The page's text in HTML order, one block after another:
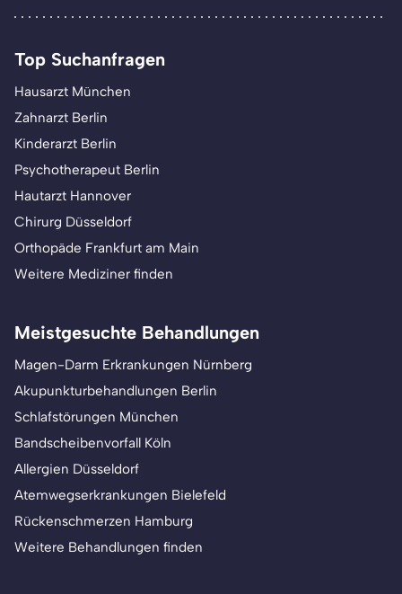
Top Suchanfragen
Hausarzt München
Zahnarzt Berlin
Kinderarzt Berlin
Psychotherapeut Berlin
Hautarzt Hannover
Chirurg Düsseldorf
Orthopäde Frankfurt am Main
Weitere Mediziner finden
Meistgesuchte Behandlungen
Magen-Darm Erkrankungen Nürnberg
Akupunkturbehandlungen Berlin
Schlafstörungen München
Bandscheibenvorfall Köln
Allergien Düsseldorf
Atemwegserkrankungen Bielefeld
Rückenschmerzen Hamburg
Weitere Behandlungen finden